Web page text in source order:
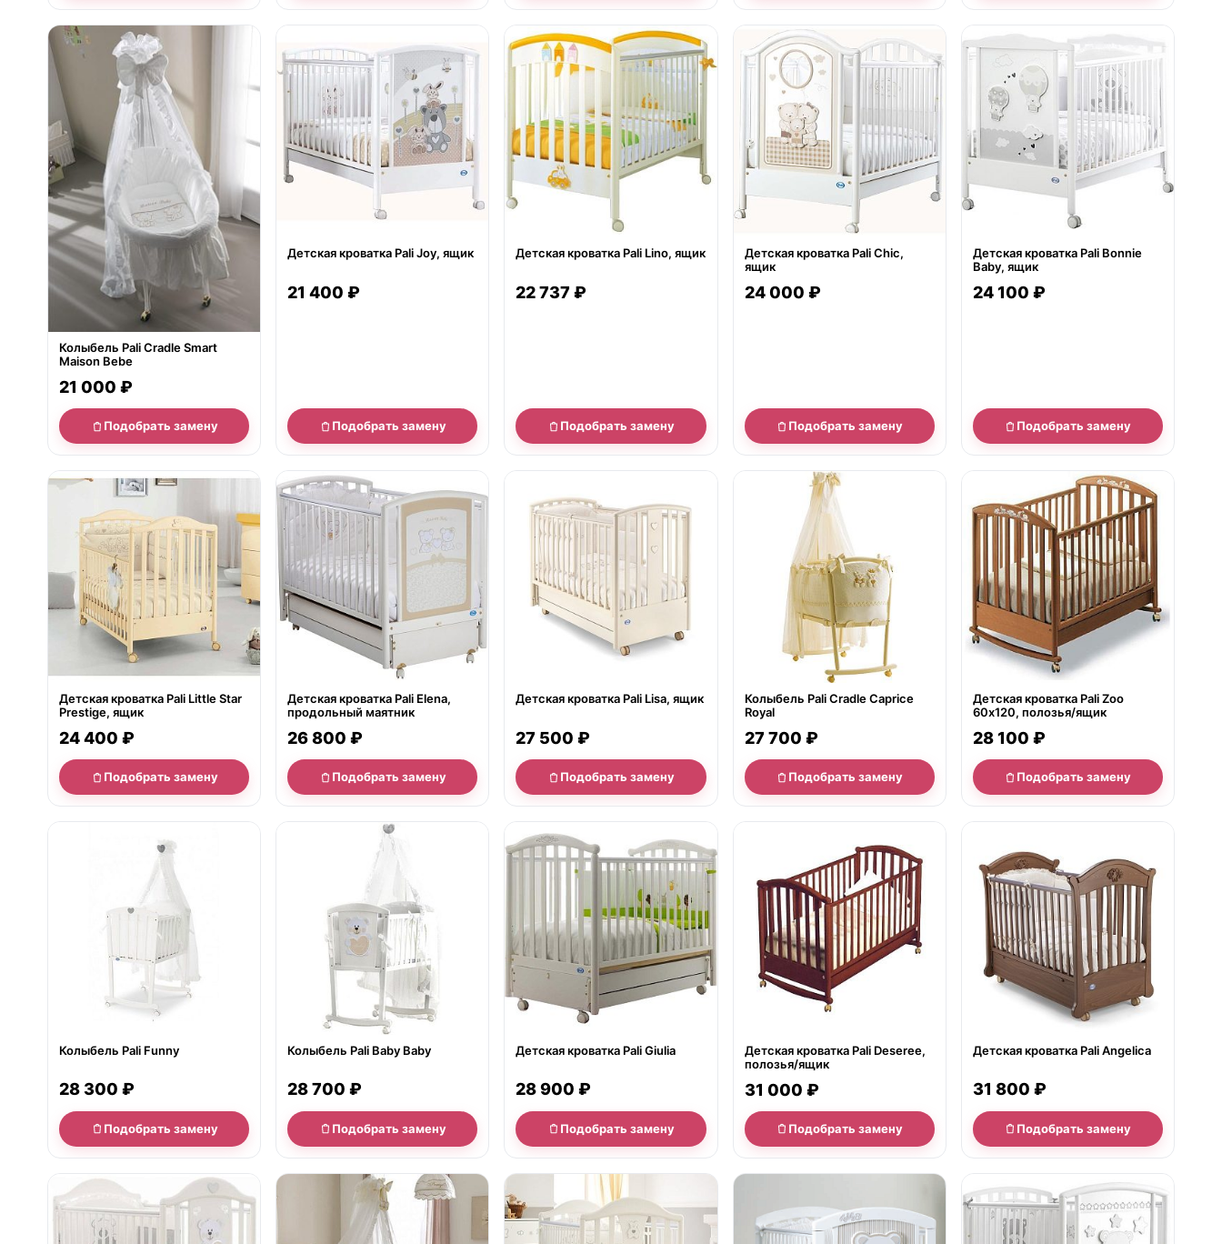
нет в продаже
Колыбель Pali Cradle Smart
Maison Bebe
21 000 ₽
Подобрать замену
Детская кроватка Pali Joy, ящик
21 400 ₽
Подобрать замену
нет в продаже
Детская кроватка Pali Lino, ящик
22 737 ₽
Подобрать замену
нет в продаже
Детская кроватка Pali Chic,
ящик
24 000 ₽
Подобрать замену
Детская кроватка Pali Bonnie
Baby, ящик
24 100 ₽
Подобрать замену
нет в продаже
Детская кроватка Pali Little Star
Prestige, ящик
24 400 ₽
Подобрать замену
нет в продаже
Детская кроватка Pali Elena,
продольный маятник
26 800 ₽
Подобрать замену
Детская кроватка Pali Lisa, ящик
27 500 ₽
Подобрать замену
нет в продаже
Колыбель Pali Cradle Caprice
Royal
27 700 ₽
Подобрать замену
Детская кроватка Pali Zoo
60х120, полозья/ящик
28 100 ₽
Подобрать замену
Колыбель Pali Funny
28 300 ₽
Подобрать замену
Колыбель Pali Baby Baby
28 700 ₽
Подобрать замену
нет в продаже
Детская кроватка Pali Giulia
28 900 ₽
Подобрать замену
Детская кроватка Pali Deseree,
полозья/ящик
31 000 ₽
Подобрать замену
Детская кроватка Pali Angelica
31 800 ₽
Подобрать замену
нет в продаже нет в продаже